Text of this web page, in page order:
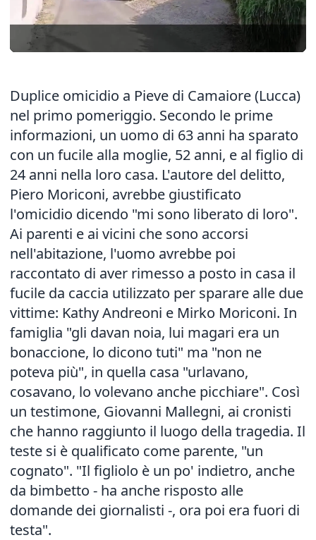
Duplice omicidio a Pieve di Camaiore (Lucca)
nel primo pomeriggio. Secondo le prime
informazioni, un uomo di 63 anni ha sparato
con un fucile alla moglie, 52 anni, e al figlio di
24 anni nella loro casa. L'autore del delitto,
Piero Moriconi, avrebbe giustificato
l'omicidio dicendo "mi sono liberato di loro".
Ai parenti e ai vicini che sono accorsi
nell'abitazione, l'uomo avrebbe poi
raccontato di aver rimesso a posto in casa il
fucile da caccia utilizzato per sparare alle due
vittime: Kathy Andreoni e Mirko Moriconi. In
famiglia "gli davan noia, lui magari era un
bonaccione, lo dicono tuti" ma "non ne
poteva più", in quella casa "urlavano,
cosavano, lo volevano anche picchiare". Così
un testimone, Giovanni Mallegni, ai cronisti
che hanno raggiunto il luogo della tragedia. Il
teste si è qualificato come parente, "un
cognato". "Il figliolo è un po' indietro, anche
da bimbetto - ha anche risposto alle
domande dei giornalisti -, ora poi era fuori di
testa".